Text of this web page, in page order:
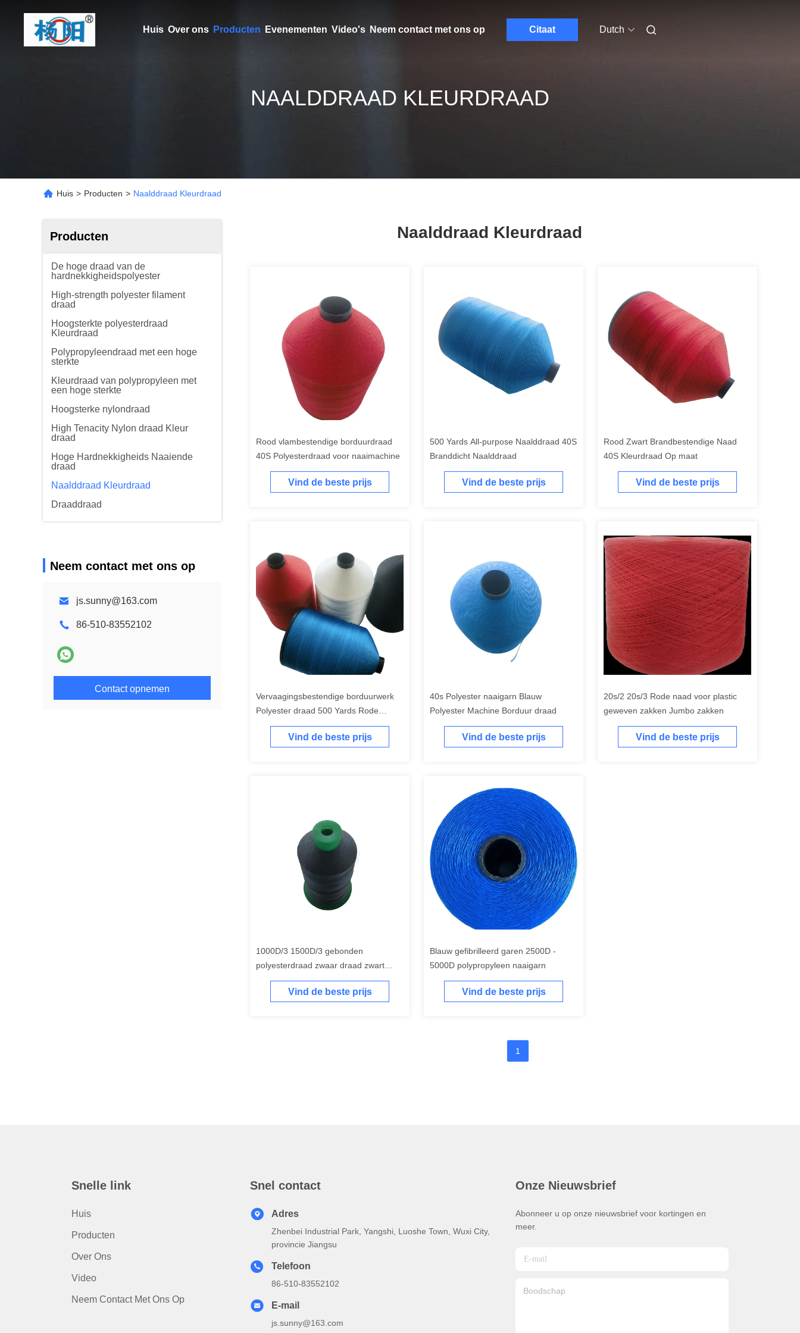
Huis Over ons Producten Evenementen Video's Neem contact met ons op Citaat Dutch
NAALDDRAAD KLEURDRAAD
Huis > Producten > Naalddraad Kleurdraad
Producten
De hoge draad van de
hardnekkigheidspolyester
High-strength polyester filament
draad
Hoogsterkte polyesterdraad
Kleurdraad
Polypropyleendraad met een hoge
sterkte
Kleurdraad van polypropyleen met
een hoge sterkte
Hoogsterke nylondraad
High Tenacity Nylon draad Kleur
draad
Hoge Hardnekkigheids Naaiende
draad
Naalddraad Kleurdraad
Draaddraad
Neem contact met ons op
js.sunny@163.com
86-510-83552102
Contact opnemen
Naalddraad Kleurdraad
Rood vlambestendige borduurdraad
40S Polyesterdraad voor naaimachine
Vind de beste prijs
500 Yards All-purpose Naalddraad 40S
Branddicht Naalddraad
Vind de beste prijs
Rood Zwart Brandbestendige Naad
40S Kleurdraad Op maat
Vind de beste prijs
Vervaagingsbestendige borduurwerk
Polyester draad 500 Yards Rode
Polyester draad
Vind de beste prijs
40s Polyester naaigarn Blauw
Polyester Machine Borduur draad
Vind de beste prijs
20s/2 20s/3 Rode naad voor plastic
geweven zakken Jumbo zakken
Vind de beste prijs
1000D/3 1500D/3 gebonden
polyesterdraad zwaar draad zwart
draad
Vind de beste prijs
Blauw gefibrilleerd garen 2500D -
5000D polypropyleen naaigarn
Vind de beste prijs
1
Snelle link
Huis
Producten
Over Ons
Video
Neem Contact Met Ons Op
Snel contact
Adres
Zhenbei Industrial Park, Yangshi, Luoshe Town, Wuxi City,
provincie Jiangsu
Telefoon
86-510-83552102
E-mail
js.sunny@163.com
Onze Nieuwsbrief
Abonneer u op onze nieuwsbrief voor kortingen en
meer.